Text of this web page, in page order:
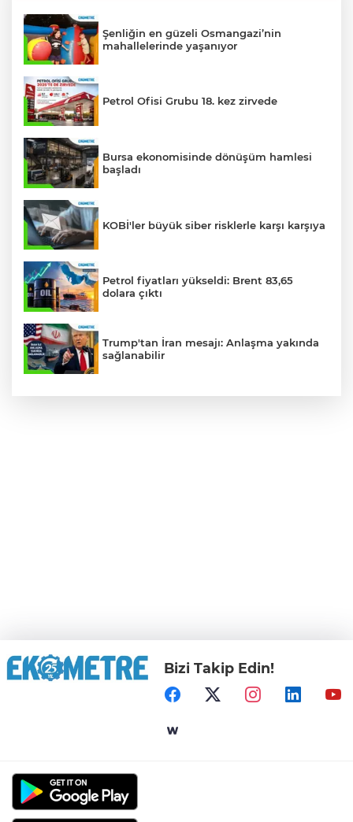
Şenliğin en güzeli Osmangazi’nin
mahallelerinde yaşanıyor
Petrol Ofisi Grubu 18. kez zirvede
Bursa ekonomisinde dönüşüm hamlesi
başladı
KOBİ'ler büyük siber risklerle karşı karşıya
Petrol fiyatları yükseldi: Brent 83,65
dolara çıktı
Trump'tan İran mesajı: Anlaşma yakında
sağlanabilir
Bizi Takip Edin!